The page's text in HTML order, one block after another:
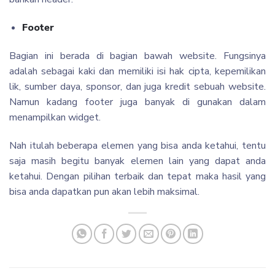
Footer
Bagian ini berada di bagian bawah website. Fungsinya
adalah sebagai kaki dan memiliki isi hak cipta, kepemilikan
lik, sumber daya, sponsor, dan juga kredit sebuah website.
Namun kadang footer juga banyak di gunakan dalam
menampilkan widget.
Nah itulah beberapa elemen yang bisa anda ketahui, tentu
saja masih begitu banyak elemen lain yang dapat anda
ketahui. Dengan pilihan terbaik dan tepat maka hasil yang
bisa anda dapatkan pun akan lebih maksimal.